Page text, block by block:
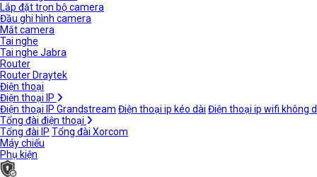
Lắp đặt trọn bộ camera
Đầu ghi hình camera
Mắt camera
Tai nghe
Tai nghe Jabra
Router
Router Draytek
Điện thoại
Điện thoại IP
Điện thoại IP Grandstream Điện thoại ip kéo dài Điện thoại ip wifi không
Tổng đài điện thoại
Tổng đài IP Tổng đài Xorcom
Máy chiếu
Phụ kiện